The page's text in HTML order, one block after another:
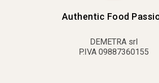
Authentic Food
DEMETRA srl
P.IVA 09887360155